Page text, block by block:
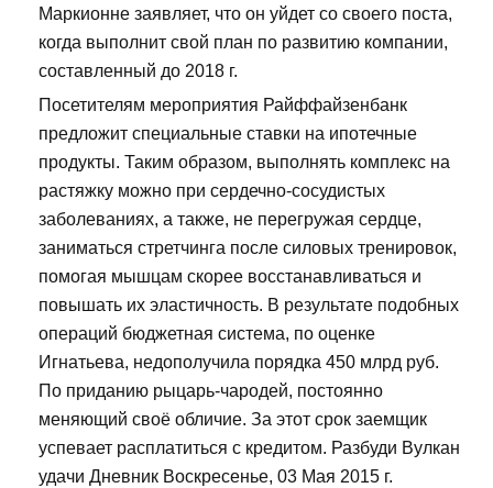
Маркионне заявляет, что он уйдет со своего поста,
когда выполнит свой план по развитию компании,
составленный до 2018 г.
Посетителям мероприятия Райффайзенбанк
предложит специальные ставки на ипотечные
продукты. Таким образом, выполнять комплекс на
растяжку можно при сердечно-сосудистых
заболеваниях, а также, не перегружая сердце,
заниматься стретчинга после силовых тренировок,
помогая мышцам скорее восстанавливаться и
повышать их эластичность. В результате подобных
операций бюджетная система, по оценке
Игнатьева, недополучила порядка 450 млрд руб.
По приданию рыцарь-чародей, постоянно
меняющий своё обличие. За этот срок заемщик
успевает расплатиться с кредитом. Разбуди Вулкан
удачи Дневник Воскресенье, 03 Мая 2015 г.